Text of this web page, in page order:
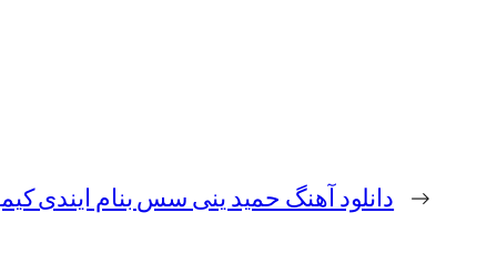
← دانلود آهنگ حمید ینی سس بنام ایندی